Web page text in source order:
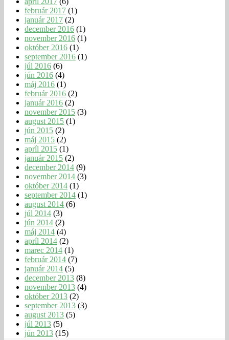
február 2017 (1)
január 2017 (2)
december 2016 (1)
november 2016 (1)
október 2016 (1)
september 2016 (1)
júl 2016 (6)
jún 2016 (4)
máj 2016 (1)
február 2016 (2)
január 2016 (2)
november 2015 (3)
august 2015 (1)
jún 2015 (2)
máj 2015 (2)
apríl 2015 (1)
január 2015 (2)
december 2014 (9)
november 2014 (3)
október 2014 (1)
september 2014 (1)
august 2014 (6)
júl 2014 (3)
jún 2014 (2)
máj 2014 (4)
apríl 2014 (2)
marec 2014 (1)
február 2014 (7)
január 2014 (5)
december 2013 (8)
november 2013 (4)
október 2013 (2)
september 2013 (3)
august 2013 (5)
júl 2013 (5)
jún 2013 (15)